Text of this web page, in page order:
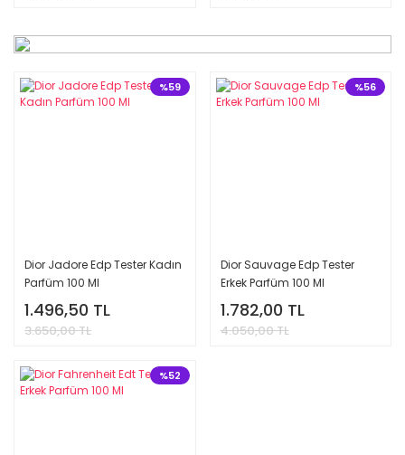
%59
%59
Dior Jadore Edp Tester Kadın
Parfüm 100 Ml
1.496,50 TL
3.650,00 TL
%56
Dior Sauvage Edp Tester
Erkek Parfüm 100 Ml
1.782,00 TL
4.050,00 TL
%52